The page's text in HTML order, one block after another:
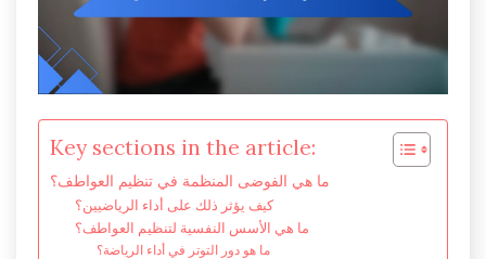
Key sections in the article:
ما هي الفوضى المنظمة في تنظيم العواطف؟
كيف يؤثر ذلك على أداء الرياضيين؟
ما هي الأسس النفسية لتنظيم العواطف؟
ما هو دور التوتر في أداء الرياضة؟